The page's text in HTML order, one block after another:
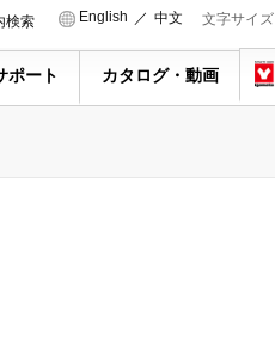
文字サイズ
English ／ 中文
検索
ポート カタログ・動画